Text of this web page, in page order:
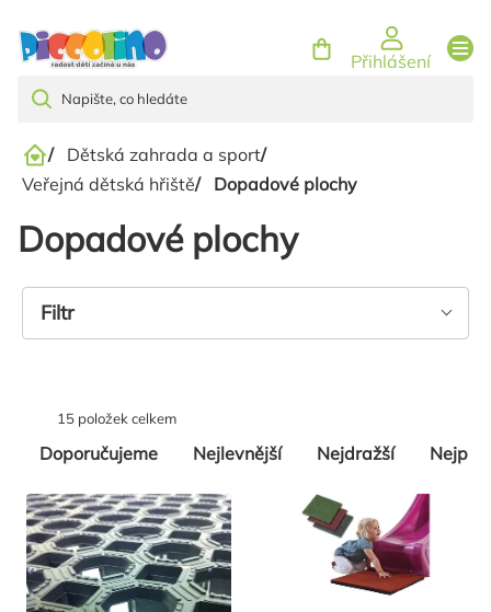
Přihlášení
Domů
/ Dětská zahrada a sport/
Veřejná dětská hřiště/ Dopadové plochy
Dopadové plochy
Řazení
produktů
Doporučujeme Nejlevnější Nejdražší
15 položek celkem
Filtr
Výpis
produktů